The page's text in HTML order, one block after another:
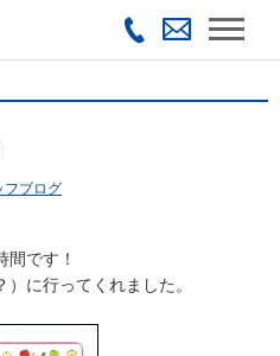
フブログ
です！
に行ってくれました。